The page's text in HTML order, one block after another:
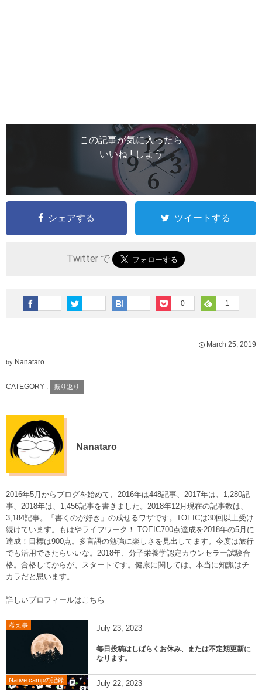
この記事が気に入ったら
いいね ! しよう
シェアする ツイートする
Twitter で
0 1
March 25 2019
by Nanataro
CATEGORY : 振り返り
Nanataro
2016年5月からブログを始めて、2016年は448記事、2017年は、1,280記
事、2018年は、1,456記事を書きました。2018年12月現在の記事数は、
3,184記事。「書くのが好き」の成せるワザです。TOEICは30回以上受け
続けています。もはやライフワーク！ TOEIC700点達成を2018年の5月に
達成！目標は900点。多言語の勉強に楽しさを見出してます。今度は旅行
でも活用できたらいいな。2018年、分子栄養学認定カウンセラー試験合
格。合格してからが、スタートです。健康に関しては、本当に知識はチ
カラだと思います。
詳しいプロフィールはこちら
考え事 July 23 2023
毎日投稿はしばらくお休み、または不定期更新に
なります。
Native campの記録 July 22 2023